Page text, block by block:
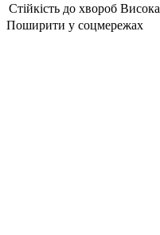
Стійкість до хвороб Висока
Поширити у соцмережах